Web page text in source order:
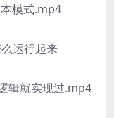
模式.mp4
运行起来
辑就实现过.mp4